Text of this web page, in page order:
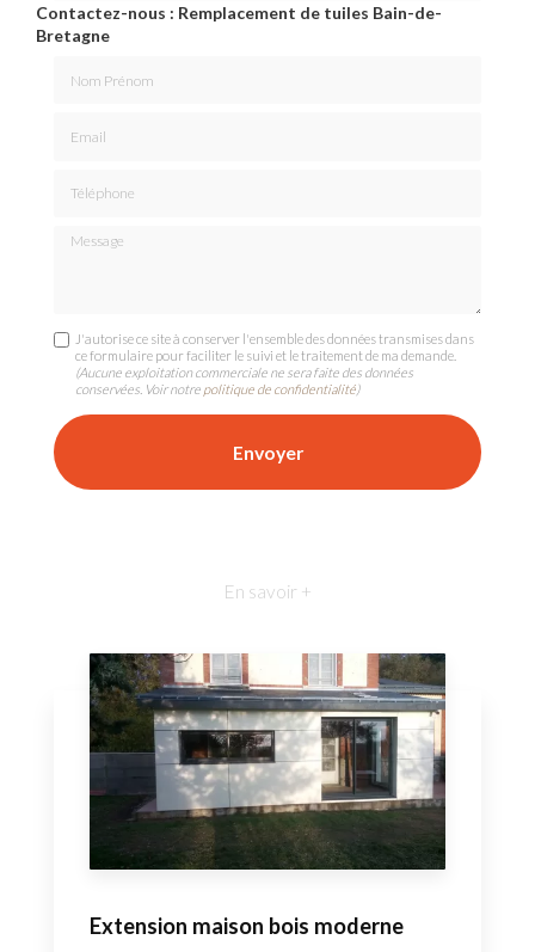
Contactez-nous : Remplacement de tuiles Bain-de-
Bretagne
Message
J'autorise ce site à conserver l'ensemble des données transmises dans
ce formulaire pour faciliter le suivi et le traitement de ma demande.
(Aucune exploitation commerciale ne sera faite des données
conservées. Voir notre politique de confidentialité)
En savoir +
Extension maison bois moderne